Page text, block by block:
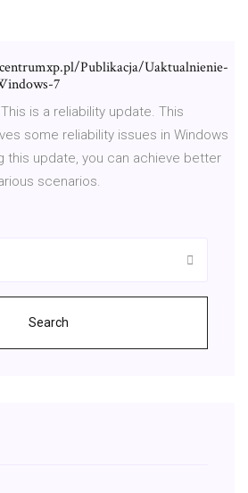
Publikacja/Uaktualnienie-
7
is a reliability update. This
some reliability issues in Windows
this update, you can achieve better
scenarios.
Search